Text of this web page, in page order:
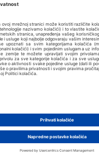
Valamar Riviera d.d. |Osnovni
| Web byKADEI 360|